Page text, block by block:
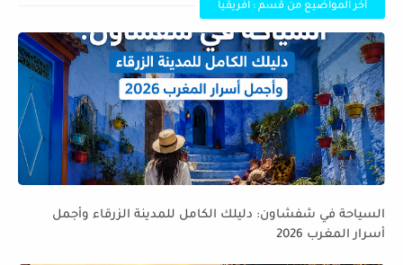
أخر المواضيع من قسم : افريقيا
السياحة في شفشاون: دليلك الكامل للمدينة الزرقاء وأجمل
أسرار المغرب 2026